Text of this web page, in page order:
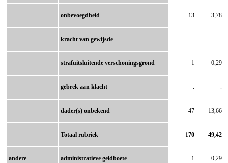
onbevoegdheid 13 3,78
kracht van gewijsde
strafuitsluitende verschoningsgrond 1 0,29
gebrek aan klacht
dader(s) onbekend 47 13,66
Totaal rubriek 170 49,42
andere administratieve geldboete 1 0,29